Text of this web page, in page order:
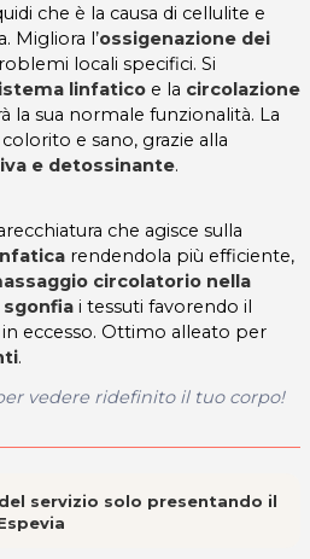
che è la causa di cellulite e
Migliora l’ossigenazione dei
locali specifici. Si
linfatico e la circolazione
la sua normale funzionalità. La
e sano, grazie alla
e detossinante.
che agisce sulla
rendendola più efficiente,
circolatorio nella
sgonfia i tessuti favorendo il
eccesso. Ottimo alleato per
.
vedere ridefinito il tuo corpo!
servizio solo presentando il